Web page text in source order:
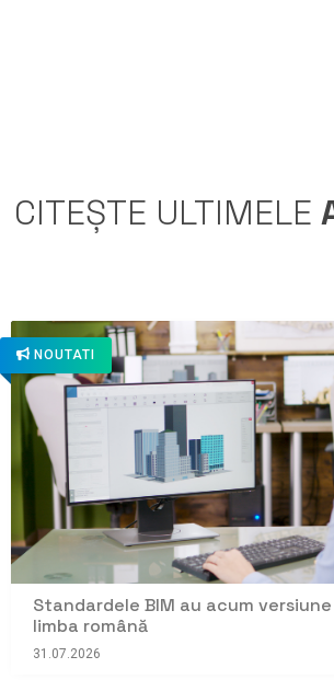
CITEȘTE ULTIMELE
NOUTATI
Standardele BIM au acum
limba română
31.07.2026